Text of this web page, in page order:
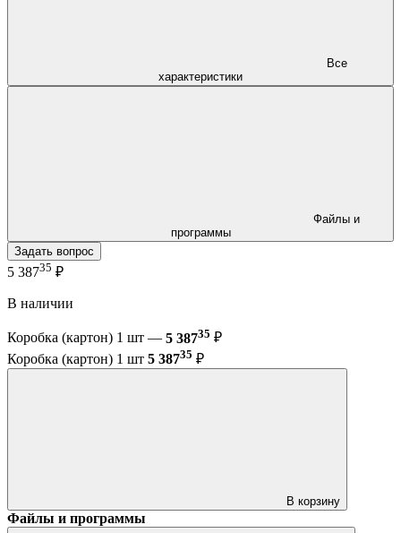
характеристики
программы
Задать вопрос
5 38735 ₽
В наличии
Коробка (картон) 1 шт — 5 38735 ₽
Коробка (картон) 1 шт 5 38735 ₽
В корзину
Файлы и программы